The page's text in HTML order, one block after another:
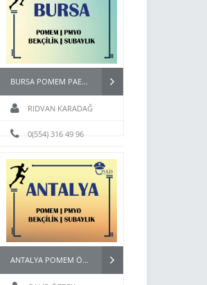
BURSA POMEM PAEM BEKÇİ ASTSUBAY HAZIRLIK KURSU
RIDVAN KARADAĞ
0(554) 316 49 96
ANTALYA POMEM ÖZEL HAREKAT PAEM PMYO KURSU